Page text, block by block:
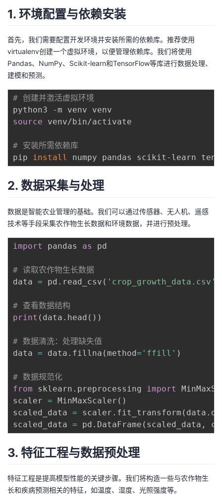
子
直
播
的
活
动
我
的
关
我
的
开
发
学
堂
我
程
认
证
的
实
我
的
藏
我
的
Programs
我
的
持
我
的
支
持
我
声
建
1. 环境配置与依赖安装
首先，我们需要配置开发环境并安装所需的依赖库。推荐使用
virtualenv创建一个虚拟环境，以便管理依赖库。我们将使用
Pandas、NumPy、Scikit-learn和TensorFlow等库进行数据处理、
建模和预测。
# 创建并激活虚拟环境
source venv/bin/activate
# 安装所需依赖库
pip install
2. 数据采集与处理
数据是智能农业管理的基础。我们可以通过传感器、无人机、遥感
技术等手段采集农作物生长数据和环境数据，并进行预处理。
import pandas as pd
# 读取农作物生长数据
data = pd . read_csv ( 'crop_growth_data.csv'
# 查看数据结构
print ( data . head ( ) )
# 数据清洗：处理缺失值
data = data . fillna ( method= 'ffill' )
# 数据规范化
from sklearn . preprocessing import
scaler = MinMaxScaler ( )
scaled_data = scaler . fit_transform ( data .
scaled_data = pd . DataFrame ( scaled_data ,
3. 特征工程与数据预处理
特征工程是提高模型性能的关键步骤。我们将构造一些与农作物生
长和疾病预测相关的特征，如温度、湿度、光照强度等。